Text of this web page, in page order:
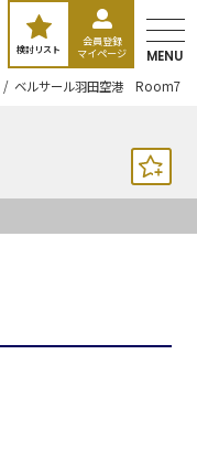
検討リスト
会員登録
マイページ
MENU
ベルサール羽田空港 Room7